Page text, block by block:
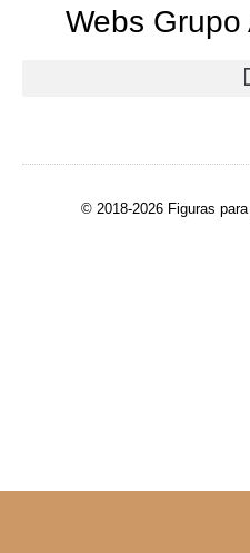
Webs
© 2018-2026 Figuras